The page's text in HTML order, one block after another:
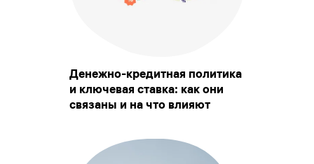
Денежно-кредитная политика
и ключевая ставка: как они
связаны и на что влияют